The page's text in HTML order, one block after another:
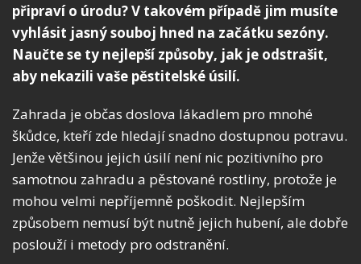
připraví o úrodu? V takovém případě jim musíte
vyhlásit jasný souboj hned na začátku sezóny.
Naučte se ty nejlepší způsoby, jak je odstrašit,
aby nekazili vaše pěstitelské úsilí.
Zahrada je občas doslova lákadlem pro mnohé
škůdce, kteří zde hledají snadno dostupnou potravu.
Jenže většinou jejich úsilí není nic pozitivního pro
samotnou zahradu a pěstované rostliny, protože je
mohou velmi nepříjemně poškodit. Nejlepším
způsobem nemusí být nutně jejich hubení, ale dobře
poslouží i metody pro odstranění.